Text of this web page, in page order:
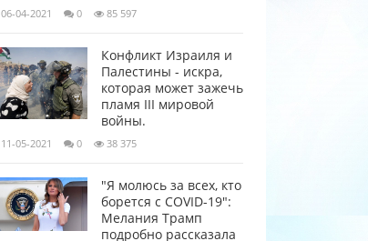
06-04-2021 0 85 597
Конфликт Израиля и
Палестины - искра,
которая может зажечь
пламя III мировой
войны.
11-05-2021 0 38 375
"Я молюсь за всех, кто
борется с COVID-19":
Мелания Трамп
подробно рассказала